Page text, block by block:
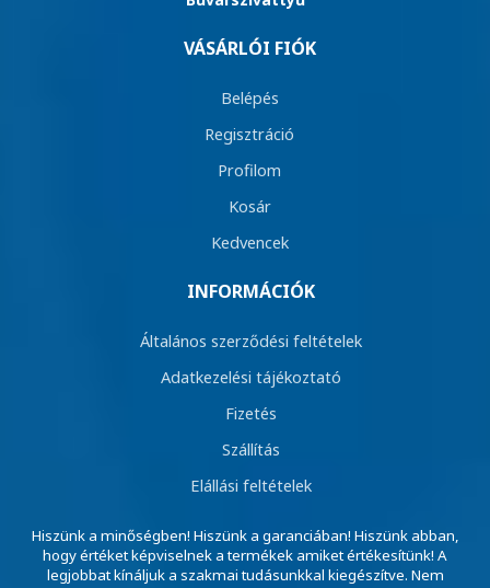
VÁSÁRLÓI FIÓK
Belépés
Regisztráció
Profilom
Kosár
Kedvencek
INFORMÁCIÓK
Általános szerződési feltételek
Adatkezelési tájékoztató
Fizetés
Szállítás
Elállási feltételek
Hiszünk a minőségben! Hiszünk a garanciában! Hiszünk abban,
hogy értéket képviselnek a termékek amiket értékesítünk! A
legjobbat kínáljuk a szakmai tudásunkkal kiegészítve. Nem